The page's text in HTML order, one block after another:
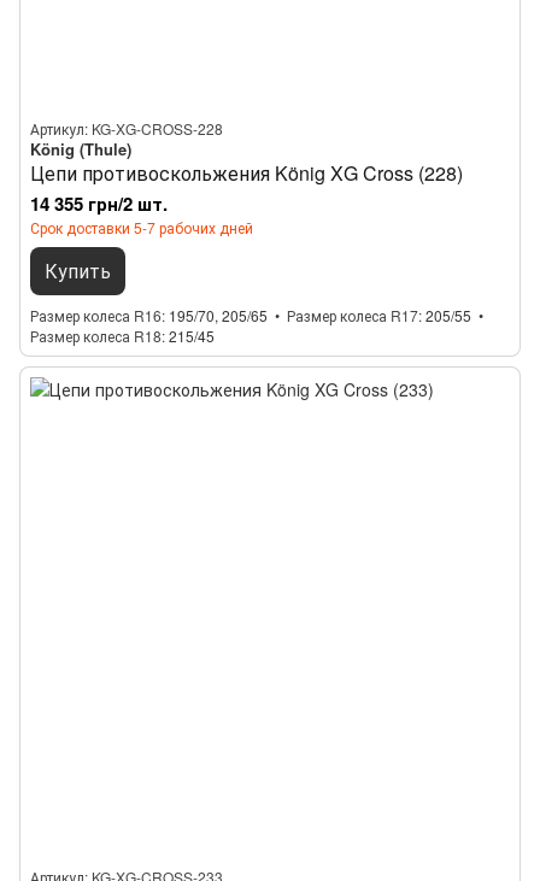
Артикул: KG-XG-CROSS-228
König (Thule)
Цепи противоскольжения König XG Cross (228)
14 355 грн/2 шт.
Срок доставки 5-7 рабочих дней
Купить
Размер колеса R16 195/70, 205/65 Размер колеса R17 205/55
Размер колеса R18 215/45
Артикул: KG-XG-CROSS-233